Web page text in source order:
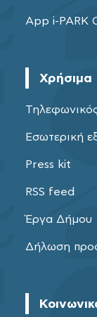
App i-PARK
Χρήσιμα
Εσωτερική
Press kit
RSS feed
Έργα Δήμου
Δήλωση